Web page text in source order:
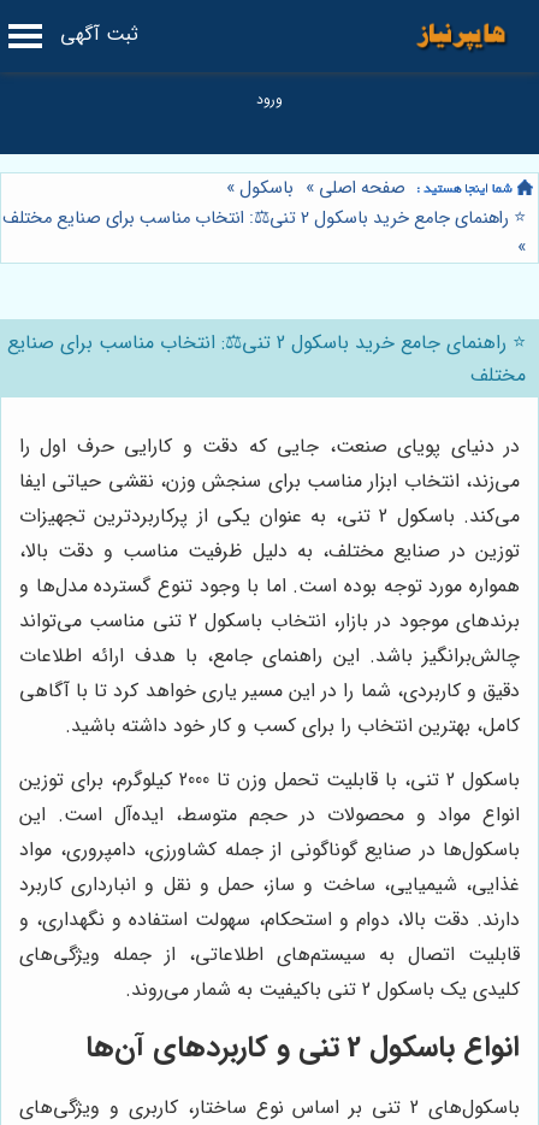
ثبت آگهی
صفحه اصلی » باسکول»
⭐️ راهنمای جامع خرید باسکول 2 تنی⚖️: انتخاب مناسب برای صنایع مختلف
»
⭐️ راهنمای جامع خرید باسکول 2 تنی⚖️: انتخاب مناسب برای صنایع
مختلف
در دنیای پویای صنعت، جایی که دقت و کارایی حرف اول را
می‌زند، انتخاب ابزار مناسب برای سنجش وزن، نقشی حیاتی ایفا
می‌کند. باسکول 2 تنی، به عنوان یکی از پرکاربردترین تجهیزات
توزین در صنایع مختلف، به دلیل ظرفیت مناسب و دقت بالا،
همواره مورد توجه بوده است. اما با وجود تنوع گسترده مدل‌ها و
برندهای موجود در بازار، انتخاب باسکول 2 تنی مناسب می‌تواند
چالش‌برانگیز باشد. این راهنمای جامع، با هدف ارائه اطلاعات
دقیق و کاربردی، شما را در این مسیر یاری خواهد کرد تا با آگاهی
کامل، بهترین انتخاب را برای کسب و کار خود داشته باشید.
باسکول 2 تنی، با قابلیت تحمل وزن تا 2000 کیلوگرم، برای توزین
انواع مواد و محصولات در حجم متوسط، ایده‌آل است. این
باسکول‌ها در صنایع گوناگونی از جمله کشاورزی، دامپروری، مواد
غذایی، شیمیایی، ساخت و ساز، حمل و نقل و انبارداری کاربرد
دارند. دقت بالا، دوام و استحکام، سهولت استفاده و نگهداری، و
قابلیت اتصال به سیستم‌های اطلاعاتی، از جمله ویژگی‌های
کلیدی یک باسکول 2 تنی باکیفیت به شمار می‌روند.
انواع باسکول 2 تنی و کاربردهای آن‌ها
باسکول‌های 2 تنی بر اساس نوع ساختار، کاربری و ویژگی‌های